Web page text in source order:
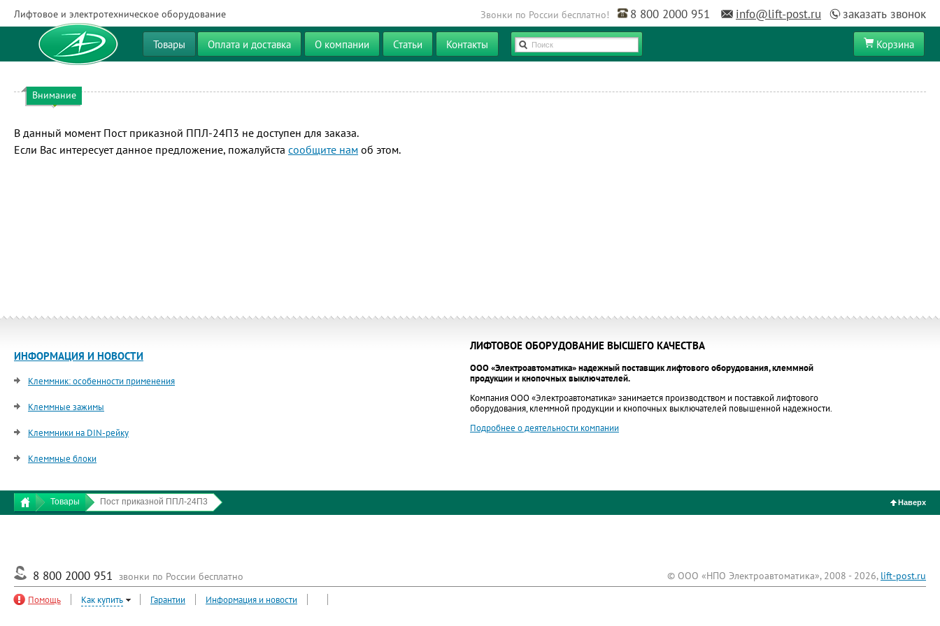
Лифтовое и электротехническое оборудование Звонки по России бесплатно! 8 800 2000 951 info@lift-post.ru заказать звонок
Товары Оплата и доставка О компании Статьи Контакты Поиск Корзина
Внимание
В данный момент Пост приказной ППЛ-24П3 не доступен для заказа.
Если Вас интересует данное предложение, пожалуйста сообщите нам об этом.
ИНФОРМАЦИЯ И НОВОСТИ
Клеммник: особенности применения
Клеммные зажимы
Клеммники на DIN-рейку
Клеммные блоки
ЛИФТОВОЕ ОБОРУДОВАНИЕ ВЫСШЕГО КАЧЕСТВА
ООО «Электроавтоматика» надежный поставщик лифтового оборудования, клеммной
продукции и кнопочных выключателей.
Компания ООО «Электроавтоматика» занимается производством и поставкой лифтового
оборудования, клеммной продукции и кнопочных выключателей повышенной надежности.
Подробнее о деятельности компании
Товары Пост приказной ППЛ-24П3 Наверх
8 800 2000 951 звонки по России бесплатно © ООО «НПО Электроавтоматика», 2008 - 2026, lift-post.ru
Помощь Как купить Гарантии Информация и новости